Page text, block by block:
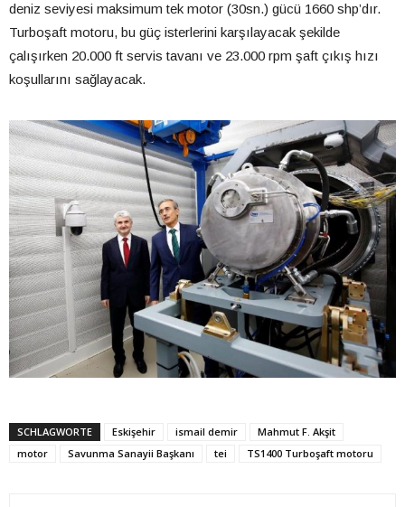
deniz seviyesi maksimum tek motor (30sn.) gücü 1660 shp’dır.
Turboşaft motoru, bu güç isterlerini karşılayacak şekilde
çalışırken 20.000 ft servis tavanı ve 23.000 rpm şaft çıkış hızı
koşullarını sağlayacak.
SCHLAGWORTE Eskişehir ismail demir
Mahmut F. Akşit
motor
Savunma Sanayii Başkanı tei TS1400 Turboşaft motoru